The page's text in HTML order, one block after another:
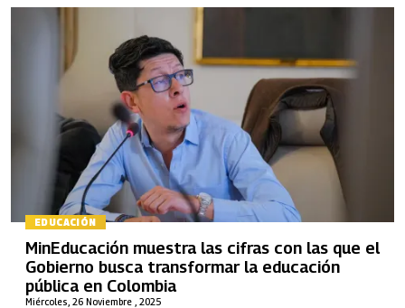
EDUCACIÓN
Miércoles, 26 Noviembre , 2025
MinEducación muestra las cifras con las que el
Gobierno busca transformar la educación
pública en Colombia